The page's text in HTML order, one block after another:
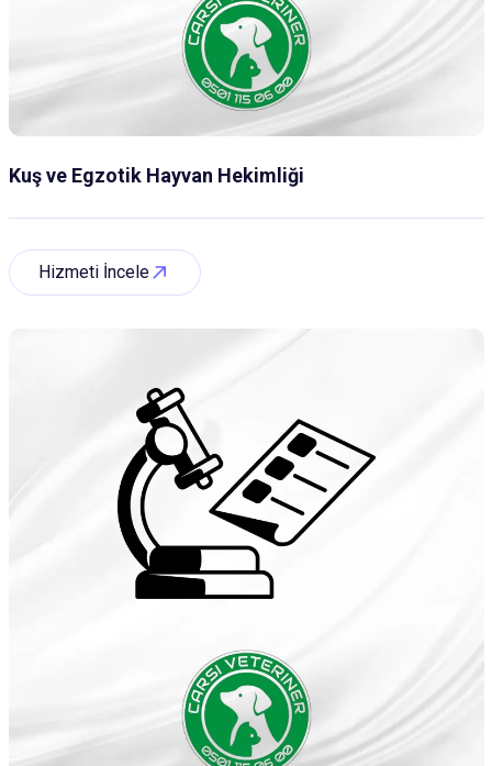
Kuş ve Egzotik Hayvan Hekimliği
Hizmeti İncele